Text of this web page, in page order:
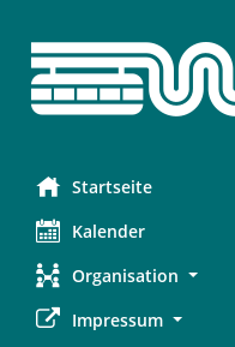
Startseite
Kalender
Organisation
Impressum